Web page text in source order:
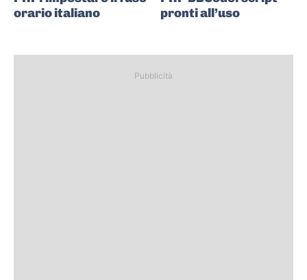
orario italiano
pronti all’uso
Pubblicità